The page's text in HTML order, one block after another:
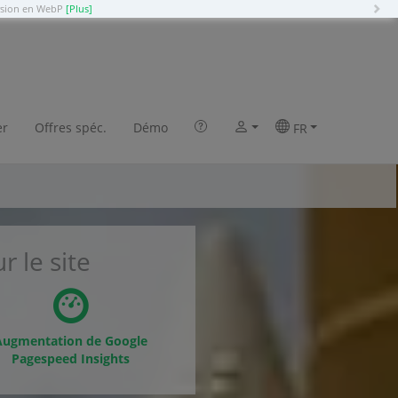
en WebP [Plus]
Offres spéc. Démo FR
en 2 clics
le site
de Google
Pagespeed Insights